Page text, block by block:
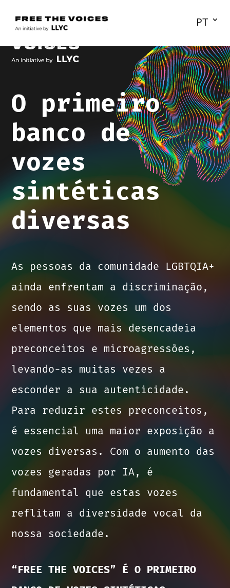
PT
O primeiro
banco de
vozes
sintéticas
diversas
As pessoas da comunidade LGBTQIA+
ainda enfrentam a discriminação,
sendo as suas vozes um dos
elementos que mais desencadeia
preconceitos e microagressões,
levando-as muitas vezes a
esconder a sua autenticidade.
Para reduzir estes preconceitos,
é essencial uma maior exposição a
vozes diversas. Com o aumento das
vozes geradas por IA, é
fundamental que estas vozes
reflitam a diversidade vocal da
nossa sociedade.
“FREE THE VOICES” É O PRIMEIRO